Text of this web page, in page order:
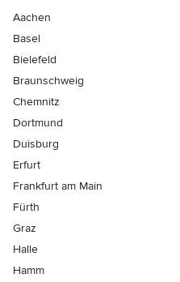
Aachen
Basel
Bielefeld
Braunschweig
Chemnitz
Dortmund
Duisburg
Erfurt
Frankfurt am Main
Fürth
Graz
Halle
Hamm